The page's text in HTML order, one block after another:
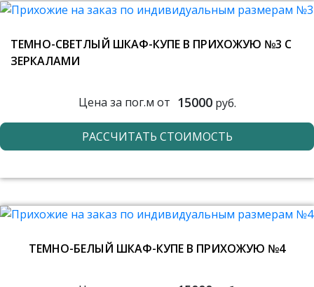
ТЕМНО-СВЕТЛЫЙ ШКАФ-КУПЕ В ПРИХОЖУЮ №3 С
ЗЕРКАЛАМИ
Цена за пог.м от 15000руб.
РАССЧИТАТЬ СТОИМОСТЬ
ТЕМНО-БЕЛЫЙ ШКАФ-КУПЕ В ПРИХОЖУЮ №4